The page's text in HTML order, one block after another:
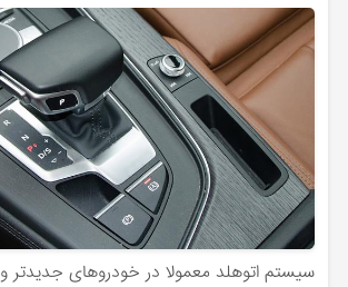
سیستم اتوهلد معمولا در خودروهای جدیدتر